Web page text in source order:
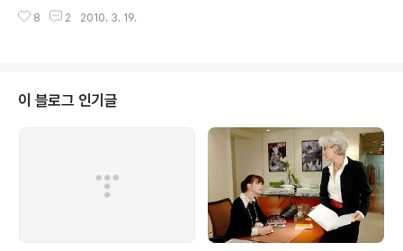
속 게임의 느낌은 그대로 간직한 채 한 단계 업그레이드 된
은 9번을 눌러주시기 바랍니다." 사실 이 전화는 지난 주에
ATM을 사용하고서 카드를 평소에 넣어두던 곳이 아닌 다
른 곳에 보관하여 정말로 자신이 카드를 두고 왔다고 착각
하고서 가까운 영업점으로 찾아갔습니다. 카드를 찾으러
간 동료가 돌아왔길래 물어봤습니다. "카드 찾았어요?" "카
드를 잃어버린게 아니었어요. 다른 곳에 넣어두고서 착각
했어요." "네? 그럼 그 전화는 뭐..
8 2 2010. 3. 19.
이 블로그 인기글